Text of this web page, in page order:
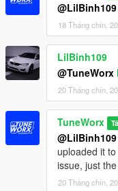
@LilBinh109
18 Tháng chín,
LilBinh109
@TuneWorx
20 Tháng chín,
TuneWorx
@LilBinh109
uploaded it
issue, just
20 Tháng chín,